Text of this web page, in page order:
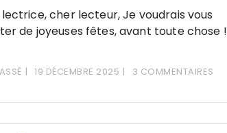
cher lecteur, Je voudrais vous
de joyeuses fêtes, avant toute chose !
19 DÉCEMBRE 2025 3 COMMENTAIRES